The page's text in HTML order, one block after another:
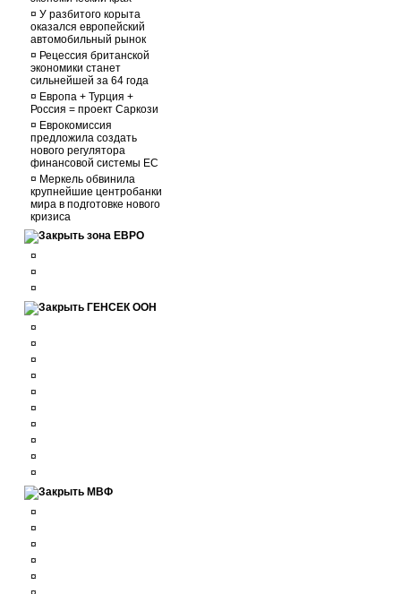
¤ У разбитого корыта
оказался европейский
автомобильный рынок
¤ Рецессия британской
экономики станет
сильнейшей за 64 года
¤ Европа + Турция +
Россия = проект Саркози
¤ Еврокомиссия
предложила создать
нового регулятора
финансовой системы ЕС
¤ Меркель обвинила
крупнейшие центробанки
мира в подготовке нового
кризиса
зона ЕВРО
¤
¤
¤
ГЕНСЕК ООН
¤
¤
¤
¤
¤
¤
¤
¤
¤
¤
МВФ
¤
¤
¤
¤
¤